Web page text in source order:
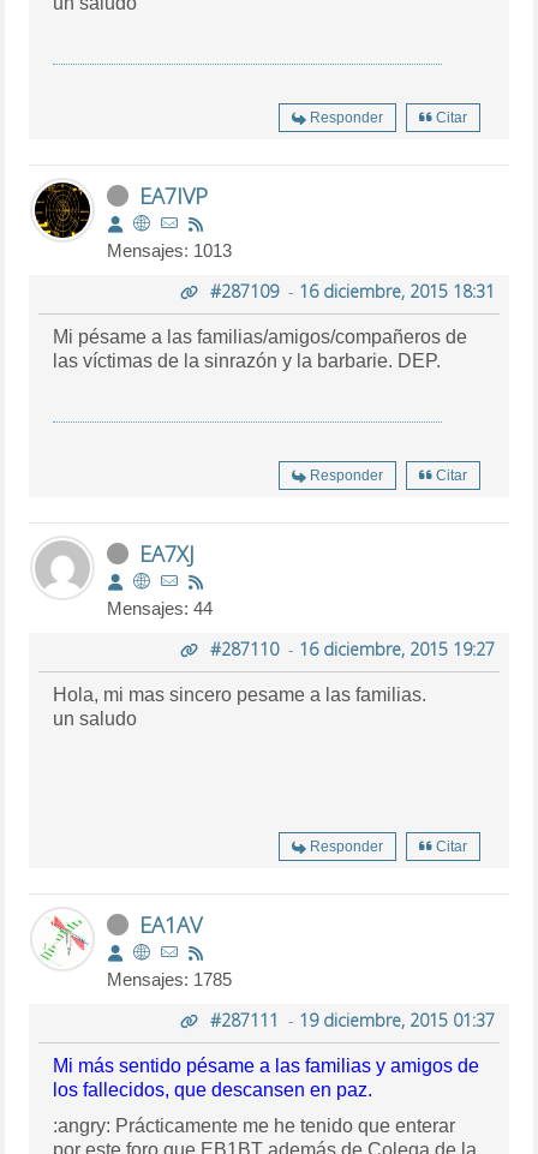
Responder Citar
EA7IVP
Mensajes: 1013
#287109- 16 diciembre, 2015 18:31
Mi pésame a las familias/amigos/compañeros de
las víctimas de la sinrazón y la barbarie. DEP.
Responder Citar
EA7XJ
Mensajes: 44
#287110- 16 diciembre, 2015 19:27
Hola, mi mas sincero pesame a las familias.
un saludo
Responder Citar
EA1AV
Mensajes: 1785
#287111 - 19 diciembre, 2015 01:37
Mi más sentido pésame a las familias y amigos de
los fallecidos, que descansen en paz.
:angry: Prácticamente me he tenido que enterar
por este foro que EB1BT además de Colega de la